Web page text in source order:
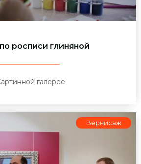
росписи глиняной
галерее
Вернисаж